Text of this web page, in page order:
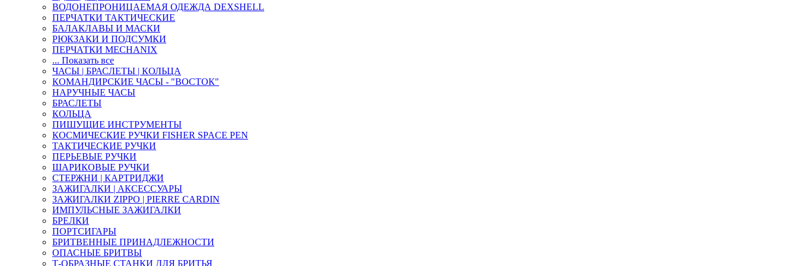
ВОДОНЕПРОНИЦАЕМАЯ ОДЕЖДА DEXSHELL
ПЕРЧАТКИ ТАКТИЧЕСКИЕ
БАЛАКЛАВЫ И МАСКИ
РЮКЗАКИ И ПОДСУМКИ
ПЕРЧАТКИ MECHANIX
... Показать все
ЧАСЫ | БРАСЛЕТЫ | КОЛЬЦА
КОМАНДИРСКИЕ ЧАСЫ - "ВОСТОК"
НАРУЧНЫЕ ЧАСЫ
БРАСЛЕТЫ
КОЛЬЦА
ПИШУЩИЕ ИНСТРУМЕНТЫ
КОСМИЧЕСКИЕ РУЧКИ FISHER SPACE PEN
ТАКТИЧЕСКИЕ РУЧКИ
ПЕРЬЕВЫЕ РУЧКИ
ШАРИКОВЫЕ РУЧКИ
СТЕРЖНИ | КАРТРИДЖИ
ЗАЖИГАЛКИ | АКСЕССУАРЫ
ЗАЖИГАЛКИ ZIPPO | PIERRE CARDIN
ИМПУЛЬСНЫЕ ЗАЖИГАЛКИ
БРЕЛКИ
ПОРТСИГАРЫ
БРИТВЕННЫЕ ПРИНАДЛЕЖНОСТИ
ОПАСНЫЕ БРИТВЫ
Т-ОБРАЗНЫЕ СТАНКИ ДЛЯ БРИТЬЯ